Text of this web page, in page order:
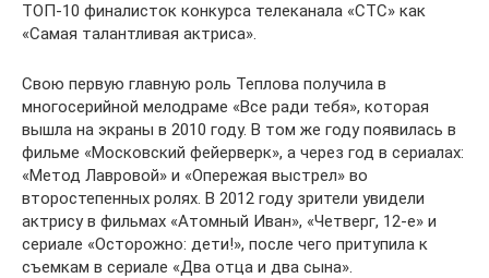
ТОП-10 финалисток конкурса телеканала «СТС» как
«Самая талантливая актриса».
Свою первую главную роль Теплова получила в
многосерийной мелодраме «Все ради тебя», которая
вышла на экраны в 2010 году. В том же году появилась в
фильме «Московский фейерверк», а через год в сериалах:
«Метод Лавровой» и «Опережая выстрел» во
второстепенных ролях. В 2012 году зрители увидели
актрису в фильмах «Атомный Иван», «Четверг, 12-е» и
сериале «Осторожно: дети!», после чего притупила к
съемкам в сериале «Два отца и два сына».